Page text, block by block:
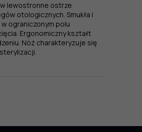
w lewostronne ostrze
otologicznych. Smukła i
ograniczonym polu
Ergonomiczny kształt
Nóż charakteryzuje się